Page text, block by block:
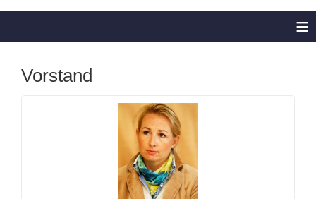
≡
Vorstand